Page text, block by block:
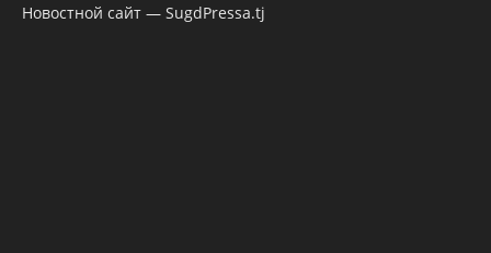
Новостной сайт — SugdPressa.tj